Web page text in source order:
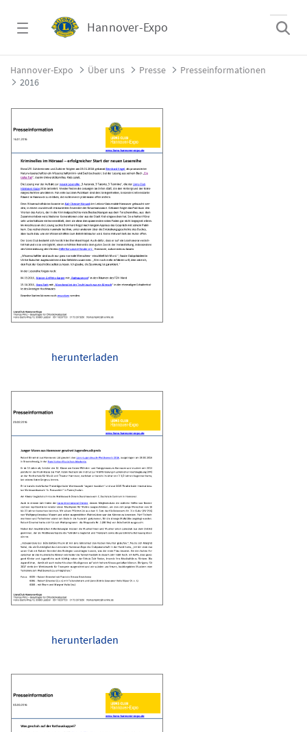
Hannover-Expo
2016 - Hannover-Expo
Hannover-Expo Über uns Presse
Presseinformationen
2016
herunterladen
herunterladen